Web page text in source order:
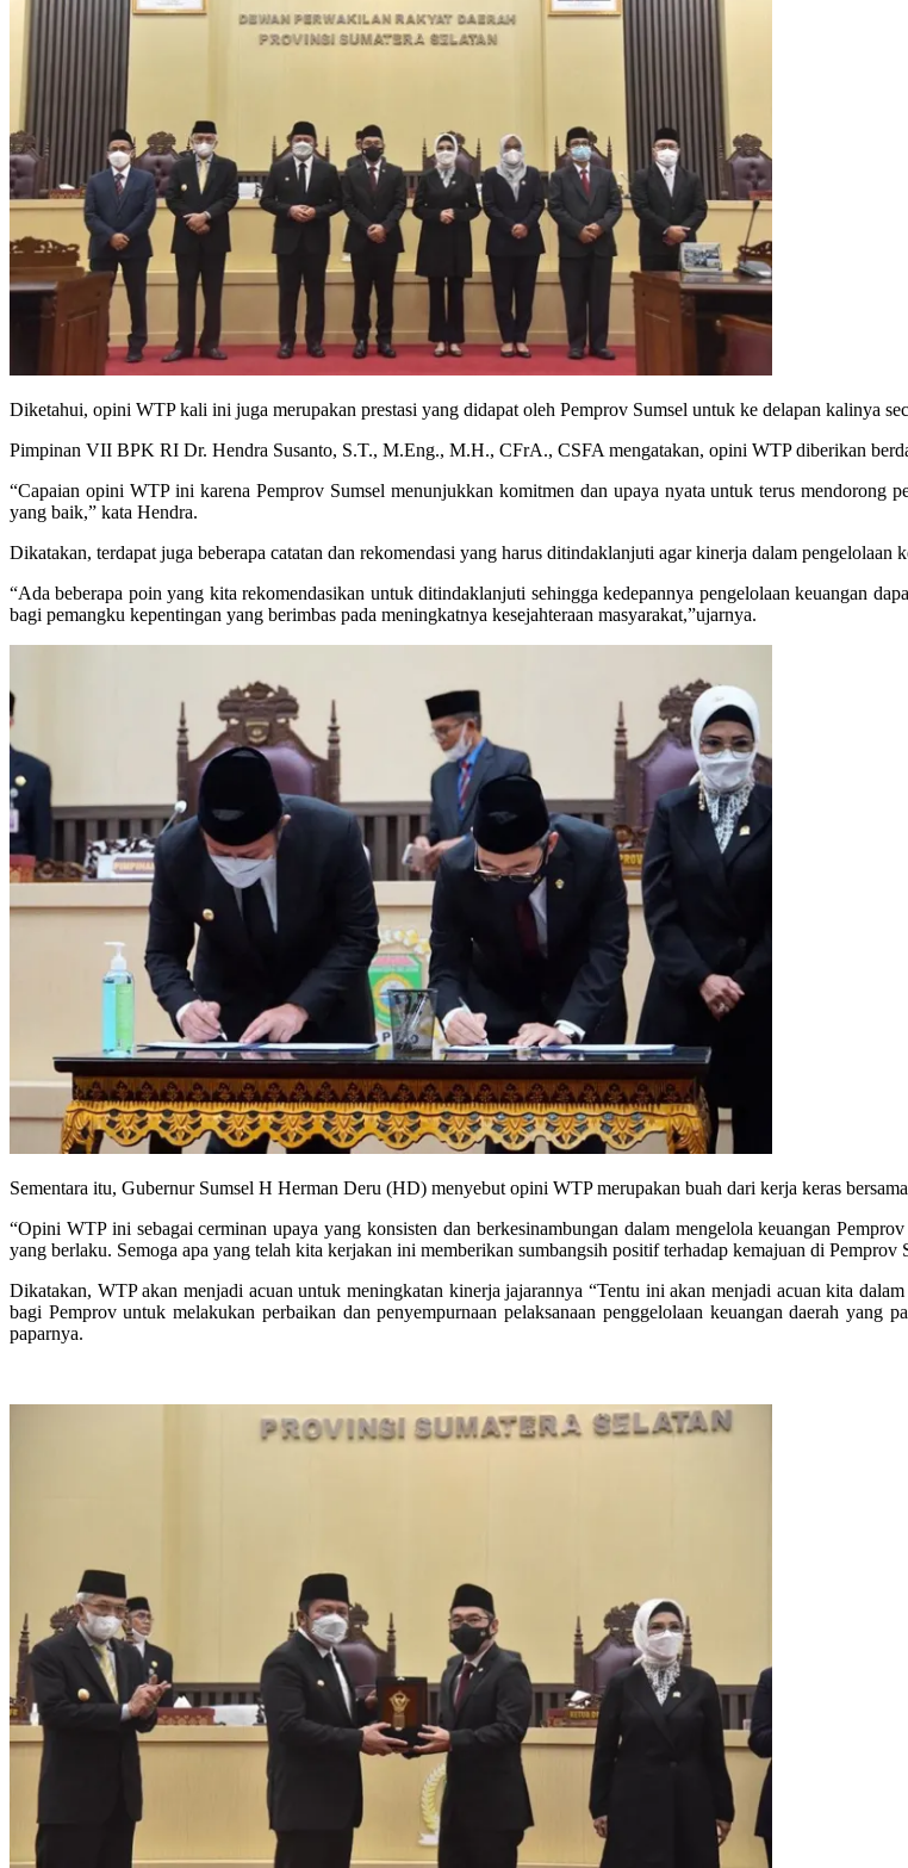
Diketahui, opini WTP kali ini juga merupakan prestasi yang didapat oleh Pemprov Sumsel untuk ke delapan kalinya
Pimpinan VII BPK RI Dr. Hendra Susanto, S.T., M.Eng., M.H., CFrA., CSFA mengatakan, opini WTP diberikan
“Capaian opini WTP ini karena Pemprov Sumsel menunjukkan komitmen dan upaya nyata untuk terus mendorong
yang baik,” kata Hendra.
Dikatakan, terdapat juga beberapa catatan dan rekomendasi yang harus ditindaklanjuti agar kinerja dalam pengelolaan
“Ada beberapa poin yang kita rekomendasikan untuk ditindaklanjuti sehingga kedepannya pengelolaan keuangan
bagi pemangku kepentingan yang berimbas pada meningkatnya kesejahteraan masyarakat,”ujarnya.
Sementara itu, Gubernur Sumsel H Herman Deru (HD) menyebut opini WTP merupakan buah dari kerja keras
“Opini WTP ini sebagai cerminan upaya yang konsisten dan berkesinambungan dalam mengelola keuangan
yang berlaku. Semoga apa yang telah kita kerjakan ini memberikan sumbangsih positif terhadap kemajuan di Pemprov
Dikatakan, WTP akan menjadi acuan untuk meningkatan kinerja jajarannya “Tentu ini akan menjadi acuan kita
bagi Pemprov untuk melakukan perbaikan dan penyempurnaan pelaksanaan penggelolaan keuangan daerah yang
paparnya.